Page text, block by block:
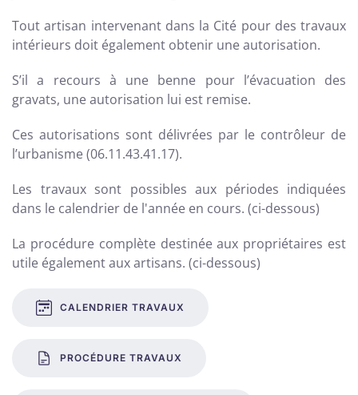
Tout artisan intervenant dans la Cité pour des travaux
intérieurs doit également obtenir une autorisation.
S’il a recours à une benne pour l’évacuation des
gravats, une autorisation lui est remise.
Ces autorisations sont délivrées par le contrôleur de
l’urbanisme (06.11.43.41.17).
Les travaux sont possibles aux périodes indiquées
dans le calendrier de l'année en cours. (ci-dessous)
La procédure complète destinée aux propriétaires est
utile également aux artisans. (ci-dessous)
CALENDRIER TRAVAUX
PROCÉDURE TRAVAUX